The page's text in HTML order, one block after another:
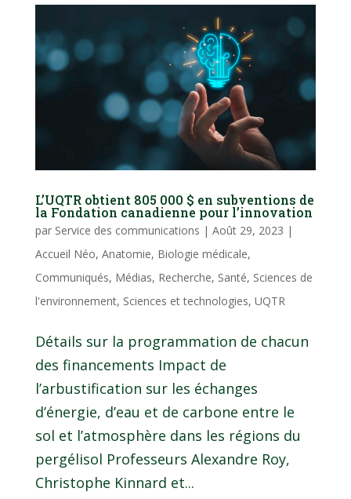
L’UQTR obtient 805 000 $ en subventions de
la Fondation canadienne pour l’innovation
par Service des communications | Août 29, 2023 |
Accueil Néo, Anatomie, Biologie médicale,
Communiqués, Médias, Recherche, Santé, Sciences de
l'environnement, Sciences et technologies, UQTR
Détails sur la programmation de chacun
des financements Impact de
l’arbustification sur les échanges
d’énergie, d’eau et de carbone entre le
sol et l’atmosphère dans les régions du
pergélisol Professeurs Alexandre Roy,
Christophe Kinnard et...